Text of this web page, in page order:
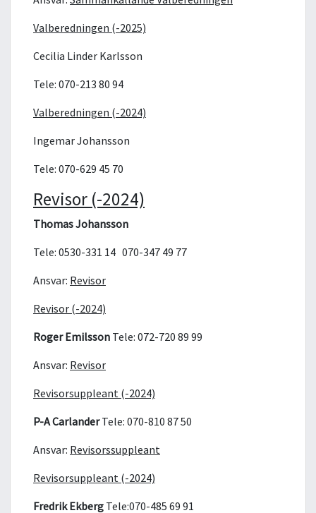
Valberedningen (-2025)
Cecilia Linder Karlsson
Tele: 070-213 80 94
Valberedningen (-2024)
Ingemar Johansson
Tele: 070-629 45 70
Revisor (-2024)
Thomas Johansson
Tele: 0530-331 14 070-347 49 77
Ansvar: Revisor
Revisor (-2024)
Roger Emilsson Tele: 072-720 89 99
Ansvar: Revisor
Revisorsuppleant (-2024)
P-A CarlanderTele: 070-810 87 50
Ansvar: Revisorssuppleant
Revisorsuppleant (-2024)
Fredrik Ekberg Tele:070-485 69 91